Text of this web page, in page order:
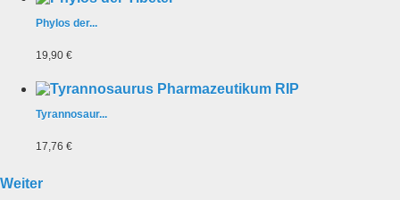
Phylos der...
19,90 €
Tyrannosaur...
17,76 €
Weiter